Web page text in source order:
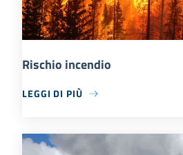
Rischio incendio
LEGGI DI PIÙ